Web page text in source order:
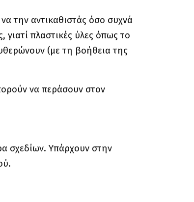
την αντικαθιστάς όσο συχνά
γιατί πλαστικές ύλες όπως το
(με τη βοήθεια της
να περάσουν στον
σχεδίων. Υπάρχουν στην